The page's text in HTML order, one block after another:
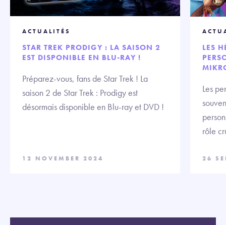
ACTUALITÉS
STAR TREK PRODIGY : LA SAISON 2
EST DISPONIBLE EN BLU-RAY !
Préparez-vous, fans de Star Trek ! La
saison 2 de Star Trek : Prodigy est
désormais disponible en Blu-ray et DVD !
12 NOVEMBER 2024
LES
Les
rôle
26